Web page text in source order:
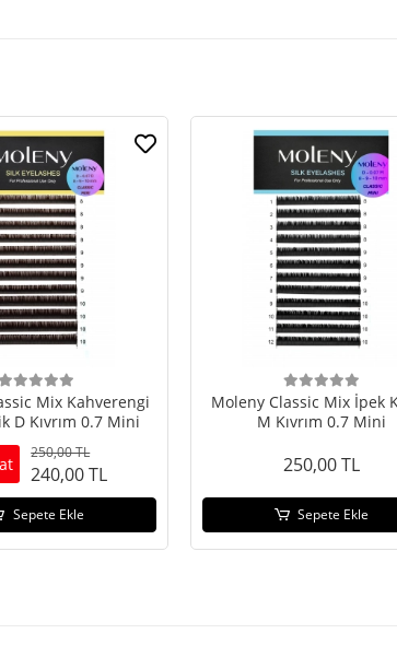
Mix Kahverengi
D Kıvrım 0.7 Mini
250,00 TL
240,00 TL
Sepete Ekle
Moleny Classic Mix İpek
M Kıvrım 0.7 Mini
250,00 TL
Sepete Ekle